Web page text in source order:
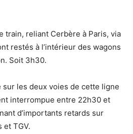
train, reliant Cerbère à Paris, via
restés à l’intérieur des wagons
Soit 3h30.
les deux voies de cette ligne
interrompue entre 22h30 et
d’importants retards sur
et TGV.